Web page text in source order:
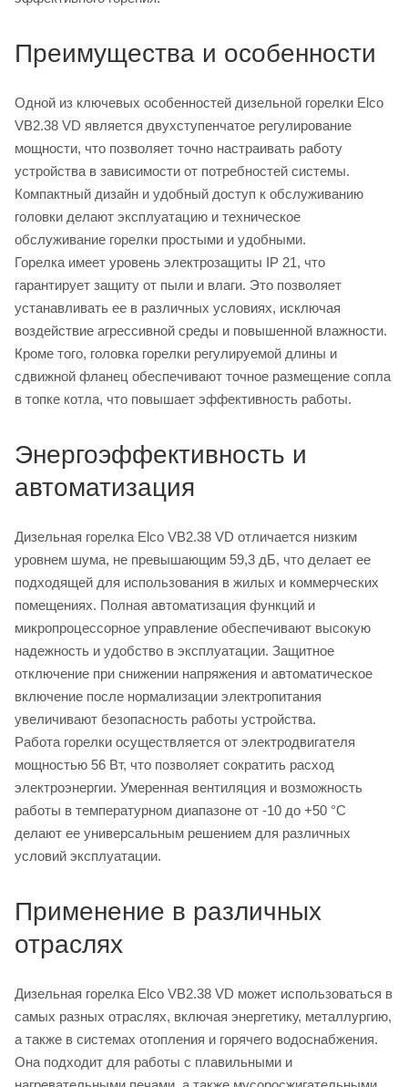
Преимущества и особенности
Одной из ключевых особенностей дизельной горелки Elco
VB2.38 VD является двухступенчатое регулирование
мощности, что позволяет точно настраивать работу
устройства в зависимости от потребностей системы.
Компактный дизайн и удобный доступ к обслуживанию
головки делают эксплуатацию и техническое
обслуживание горелки простыми и удобными.
Горелка имеет уровень электрозащиты IP 21, что
гарантирует защиту от пыли и влаги. Это позволяет
устанавливать ее в различных условиях, исключая
воздействие агрессивной среды и повышенной влажности.
Кроме того, головка горелки регулируемой длины и
сдвижной фланец обеспечивают точное размещение сопла
в топке котла, что повышает эффективность работы.
Энергоэффективность и
автоматизация
Дизельная горелка Elco VB2.38 VD отличается низким
уровнем шума, не превышающим 59,3 дБ, что делает ее
подходящей для использования в жилых и коммерческих
помещениях. Полная автоматизация функций и
микропроцессорное управление обеспечивают высокую
надежность и удобство в эксплуатации. Защитное
отключение при снижении напряжения и автоматическое
включение после нормализации электропитания
увеличивают безопасность работы устройства.
Работа горелки осуществляется от электродвигателя
мощностью 56 Вт, что позволяет сократить расход
электроэнергии. Умеренная вентиляция и возможность
работы в температурном диапазоне от -10 до +50 °C
делают ее универсальным решением для различных
условий эксплуатации.
Применение в различных
отраслях
Дизельная горелка Elco VB2.38 VD может использоваться в
самых разных отраслях, включая энергетику, металлургию,
а также в системах отопления и горячего водоснабжения.
Она подходит для работы с плавильными и